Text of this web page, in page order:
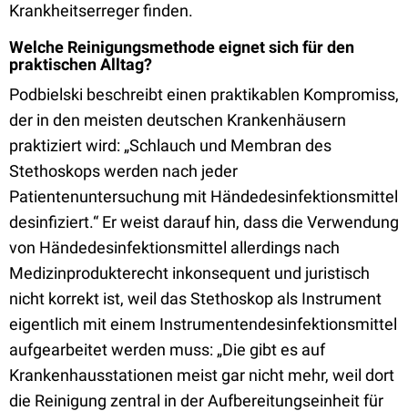
Krankheitserreger finden.
Welche Reinigungsmethode eignet sich für den
praktischen Alltag?
Podbielski beschreibt einen praktikablen Kompromiss,
der in den meisten deutschen Krankenhäusern
praktiziert wird: „Schlauch und Membran des
Stethoskops werden nach jeder
Patientenuntersuchung mit Händedesinfektionsmittel
desinfiziert.“ Er weist darauf hin, dass die Verwendung
von Händedesinfektionsmittel allerdings nach
Medizinprodukterecht inkonsequent und juristisch
nicht korrekt ist, weil das Stethoskop als Instrument
eigentlich mit einem Instrumentendesinfektionsmittel
aufgearbeitet werden muss: „Die gibt es auf
Krankenhausstationen meist gar nicht mehr, weil dort
die Reinigung zentral in der Aufbereitungseinheit für